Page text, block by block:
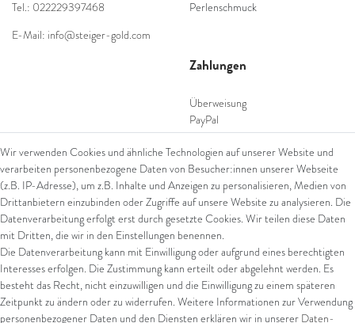
Tel.: 022229397468
E-Mail: info@steiger-gold.com
Perlenschmuck
Zahlungen
Überweisung
PayPal
SEPA Lastschrift
giropay
Kreditkarte
Versand
UPS
FedEx
Wir verwenden Cookies und ähnliche Technologien auf unserer Website und
verarbeiten personenbezogene Daten von Besucher:innen unserer Webseite
(z.B. IP-Adresse), um z.B. Inhalte und Anzeigen zu personalisieren, Medien von
Drittanbietern einzubinden oder Zugriffe auf unsere Website zu analysieren. Die
Datenverarbeitung erfolgt erst durch gesetzte Cookies. Wir teilen diese Daten
mit Dritten, die wir in den Einstellungen benennen.
Die Datenverarbeitung kann mit Einwilligung oder aufgrund eines berechtigten
Interesses erfolgen. Die Zustimmung kann erteilt oder abgelehnt werden. Es
besteht das Recht, nicht einzuwilligen und die Einwilligung zu einem späteren
Zeitpunkt zu ändern oder zu widerrufen. Weitere Informationen zur Verwendung
personenbezogener Daten und den Diensten erklären wir in unserer Daten­